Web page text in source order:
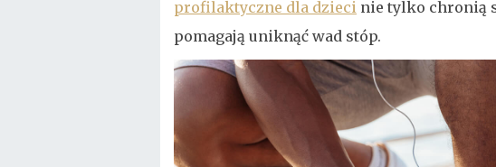
profilaktyczne dla dzieci nie tylko chronią
pomagają uniknąć wad stóp.